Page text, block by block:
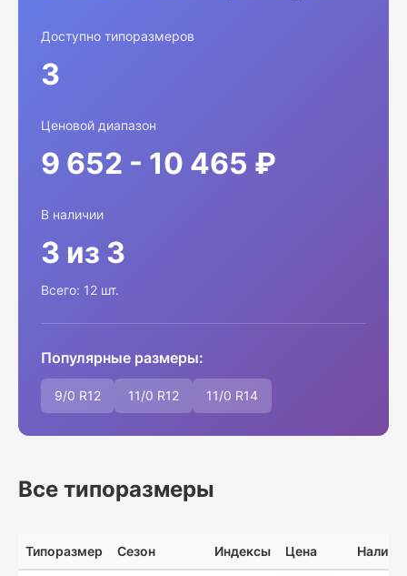
Доступно типоразмеров
3
Ценовой диапазон
9 652 - 10 465 ₽
В наличии
3 из 3
Всего: 12 шт.
Популярные размеры:
9/0 R12 11/0 R12 11/0 R14
Все типоразмеры
Типоразмер Сезон Индексы Цена